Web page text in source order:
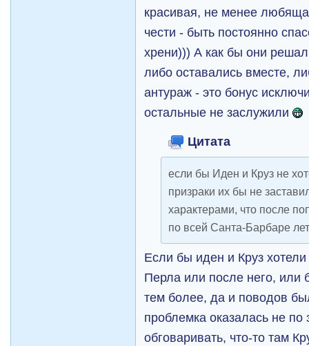
красивая, не менее
чести - быть постоянно
хрени))) А как бы они
либо оставались вместе,
антураж - это бонус
остальные не заслужили
Цитата
если бы Иден и Круз не
призраки их бы не
характерами, что после
по всей Санта-Барбаре
Если бы иден и Круз
Перла или после него, или
тем более, да и поводов
проблемка оказалась не
обговаривать, что-то там